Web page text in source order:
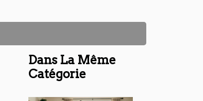
Dans La Même
Catégorie